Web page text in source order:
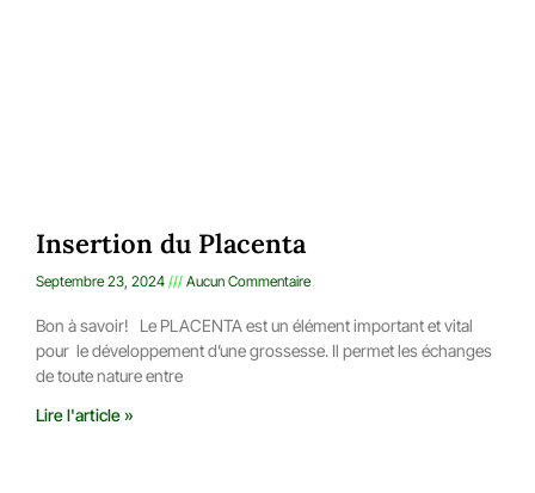
Insertion du Placenta
Septembre 23, 2024 Aucun Commentaire
Bon à savoir! Le PLACENTA est un élément important et vital
pour le développement d’une grossesse. Il permet les échanges
de toute nature entre
Lire l'article »